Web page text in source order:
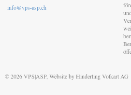
info@vps-asp.ch
© 2026 VPS|ASP, Website byHinderling Volkart AG